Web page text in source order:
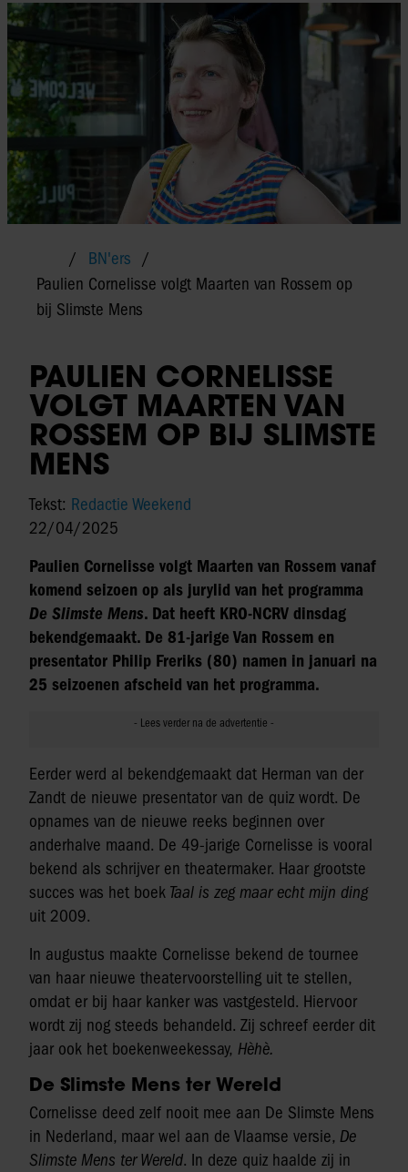
BN'ers
Paulien Cornelisse volgt Maarten van Rossem op
bij Slimste Mens
PAULIEN CORNELISSE
VOLGT MAARTEN VAN
ROSSEM OP BIJ SLIMSTE
MENS
Tekst: Redactie Weekend
22/04/2025
Paulien Cornelisse volgt Maarten van Rossem vanaf
komend seizoen op als jurylid van het programma
De Slimste Mens. Dat heeft KRO-NCRV dinsdag
bekendgemaakt. De 81-jarige Van Rossem en
presentator Philip Freriks (80) namen in januari na
25 seizoenen afscheid van het programma.
Eerder werd al bekendgemaakt dat Herman van der
Zandt de nieuwe presentator van de quiz wordt. De
opnames van de nieuwe reeks beginnen over
anderhalve maand. De 49-jarige Cornelisse is vooral
bekend als schrijver en theatermaker. Haar grootste
succes was het boek Taal is zeg maar echt mijn ding
uit 2009.
In augustus maakte Cornelisse bekend de tournee
van haar nieuwe theatervoorstelling uit te stellen,
omdat er bij haar kanker was vastgesteld. Hiervoor
wordt zij nog steeds behandeld. Zij schreef eerder dit
jaar ook het boekenweekessay, Hèhè.
De Slimste Mens ter Wereld
Cornelisse deed zelf nooit mee aan De Slimste Mens
in Nederland, maar wel aan de Vlaamse versie, De
Slimste Mens ter Wereld. In deze quiz haalde zij in